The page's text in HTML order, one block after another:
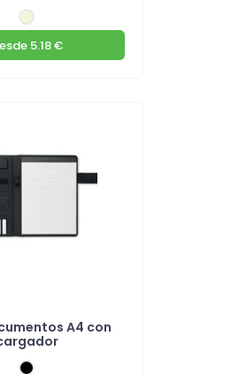
5.18 €
A4 con